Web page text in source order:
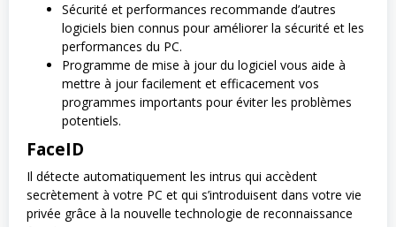
Sécurité et performances recommande d’autres
logiciels bien connus pour améliorer la sécurité et les
performances du PC.
Programme de mise à jour du logiciel vous aide à
mettre à jour facilement et efficacement vos
programmes importants pour éviter les problèmes
potentiels.
FaceID
Il détecte automatiquement les intrus qui accèdent
secrètement à votre PC et qui s’introduisent dans votre vie
privée grâce à la nouvelle technologie de reconnaissance